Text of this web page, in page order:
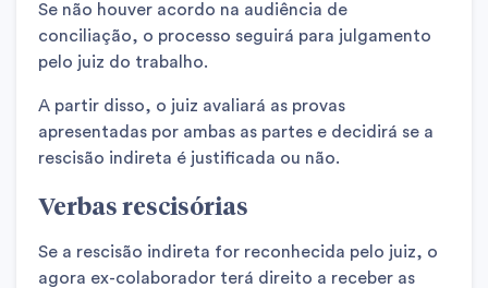
Se não houver acordo na audiência de
conciliação, o processo seguirá para julgamento
pelo juiz do trabalho.
A partir disso, o juiz avaliará as provas
apresentadas por ambas as partes e decidirá se a
rescisão indireta é justificada ou não.
Verbas rescisórias
Se a rescisão indireta for reconhecida pelo juiz, o
agora ex-colaborador terá direito a receber as